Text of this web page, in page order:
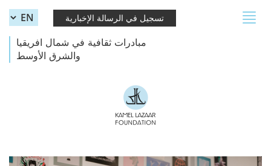
تسجيل في الرسالة الإخبارية
مبادرات ثقافية في شمال افريقيا
والشرق الأوسط
Toggle